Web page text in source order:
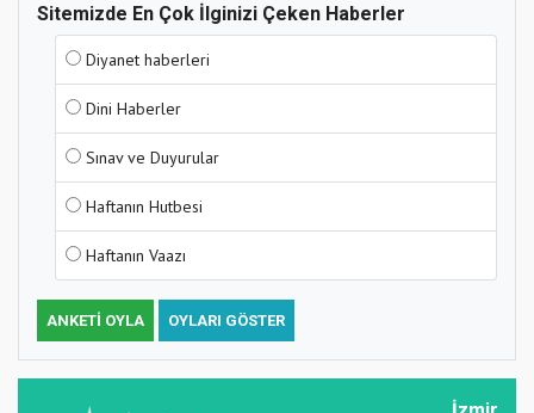
Sitemizde En Çok İlginizi Çeken Haberler
Diyanet haberleri
Dini Haberler
Sınav ve Duyurular
Haftanın Hutbesi
Haftanın Vaazı
ANKETI OYLA OYLARI GÖSTER